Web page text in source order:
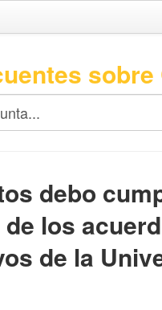
debo
los
de la